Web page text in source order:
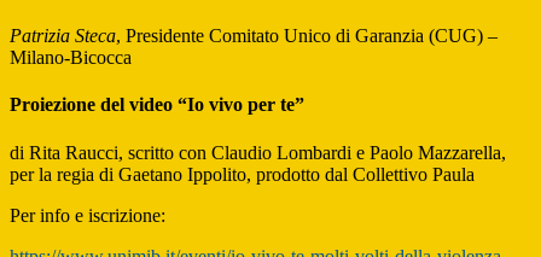
Patrizia Steca, Presidente Comitato Unico di Garanzia (CUG) –
Milano-Bicocca
Proiezione del video “Io vivo per te”
di Rita Raucci, scritto con Claudio Lombardi e Paolo Mazzarella,
per la regia di Gaetano Ippolito, prodotto dal Collettivo Paula
Per info e iscrizione: